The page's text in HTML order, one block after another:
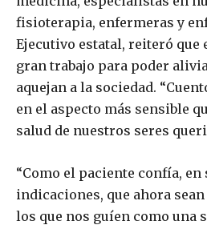
fisioterapia, enfermeras y
Ejecutivo estatal, reiteró que
gran trabajo para poder
aquejan a la sociedad.
en el aspecto más sensible
salud de nuestros seres
“Como el paciente confía, en
indicaciones, que ahora
los que nos guíen como una